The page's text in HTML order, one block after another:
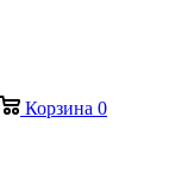
Корзина 0